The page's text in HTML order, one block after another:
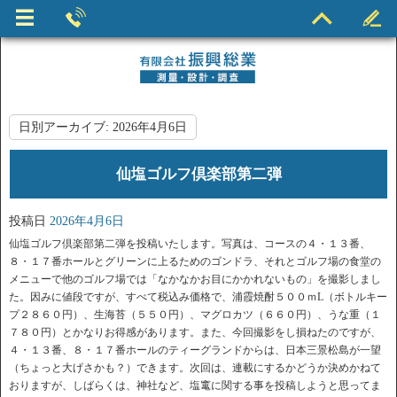
日別アーカイブ: 2026年4月6日
仙塩ゴルフ倶楽部第二弾
投稿日 2026年4月6日
仙塩ゴルフ倶楽部第二弾を投稿いたします。写真は、コースの４・１３番、
８・１７番ホールとグリーンに上るためのゴンドラ、それとゴルフ場の食堂の
メニューで他のゴルフ場では「なかなかお目にかかれないもの」を撮影しまし
た。因みに値段ですが、すべて税込み価格で、浦霞焼酎５００ｍL（ボトルキー
プ２８６０円）、生海苔（５５０円）、マグロカツ（６６０円）、うな重（１
７８０円）とかなりお得感があります。また、今回撮影をし損ねたのですが、
４・１３番、８・１７番ホールのティーグランドからは、日本三景松島が一望
（ちょっと大げさかも？）できます。次回は、連載にするかどうか決めかねて
おりますが、しばらくは、神社など、塩竃に関する事を投稿しようと思ってま